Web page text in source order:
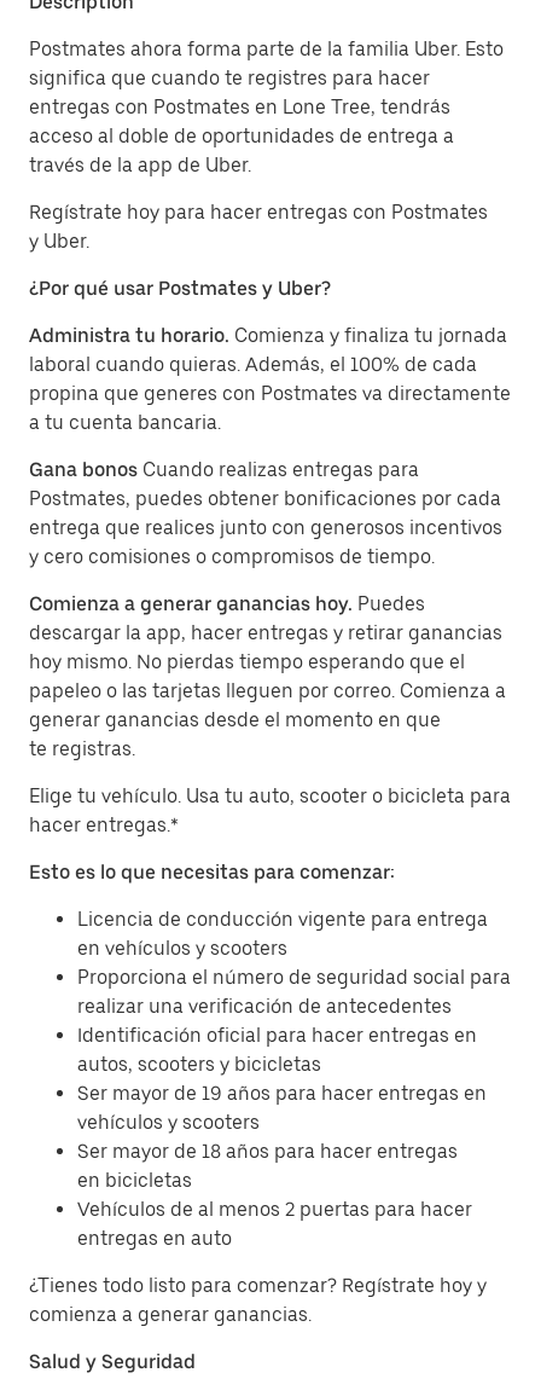
Postmates ahora forma parte de la familia Uber. Esto
significa que cuando te registres para hacer
entregas con Postmates en Lone Tree, tendrás
acceso al doble de oportunidades de entrega a
través de la app de Uber.
Regístrate hoy para hacer entregas con Postmates
y Uber.
¿Por qué usar Postmates y Uber?
Administra tu horario. Comienza y finaliza tu jornada
laboral cuando quieras. Además, el 100% de cada
propina que generes con Postmates va directamente
a tu cuenta bancaria.
Gana bonos Cuando realizas entregas para
Postmates, puedes obtener bonificaciones por cada
entrega que realices junto con generosos incentivos
y cero comisiones o compromisos de tiempo.
Comienza a generar ganancias hoy. Puedes
descargar la app, hacer entregas y retirar ganancias
hoy mismo. No pierdas tiempo esperando que el
papeleo o las tarjetas lleguen por correo. Comienza a
generar ganancias desde el momento en que
te registras.
Elige tu vehículo. Usa tu auto, scooter o bicicleta para
hacer entregas.*
Esto es lo que necesitas para comenzar:
Licencia de conducción vigente para entrega
en vehículos y scooters
Proporciona el número de seguridad social para
realizar una verificación de antecedentes
Identificación oficial para hacer entregas en
autos, scooters y bicicletas
Ser mayor de 19 años para hacer entregas en
vehículos y scooters
Ser mayor de 18 años para hacer entregas
en bicicletas
Vehículos de al menos 2 puertas para hacer
entregas en auto
¿Tienes todo listo para comenzar? Regístrate hoy y
comienza a generar ganancias.
Salud y Seguridad